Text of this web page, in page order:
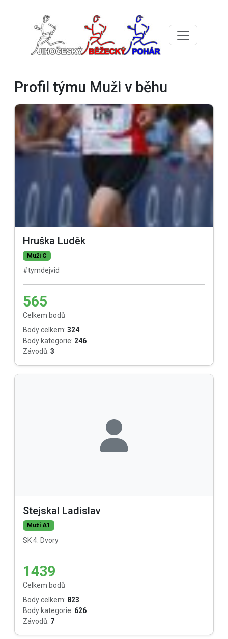
Profil týmu Muži v běhu
Hruška Luděk
Muži C
#tymdejvid
565
Celkem bodů
Body celkem: 324
Body kategorie: 246
Závodů: 3
Stejskal Ladislav
Muži A1
SK 4. Dvory
1439
Celkem bodů
Body celkem: 823
Body kategorie: 626
Závodů: 7